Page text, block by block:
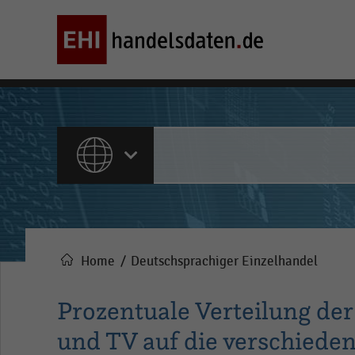
ALLE INHALTE
Pfadnavigation
Home Deutschsprachiger Einzelhandel
Prozentuale Verteilung
und TV auf die